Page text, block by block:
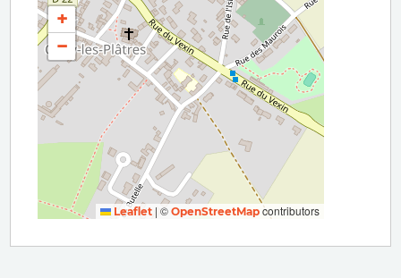
+
−
Leaflet | ©OpenStreetMap contributors